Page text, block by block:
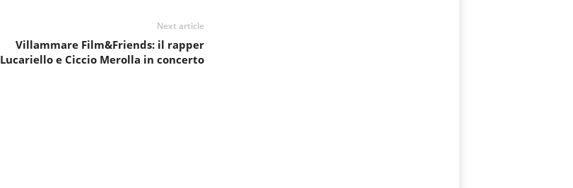
Next article
Villammare Film&Friends: il rapper
Lucariello e Ciccio Merolla in concerto